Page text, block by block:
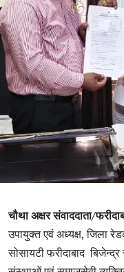
चौथा अक्षर संवाददाता/
उपायुक्त एवं अध्यक्ष, जिला
सोसायटी फरीदाबाद